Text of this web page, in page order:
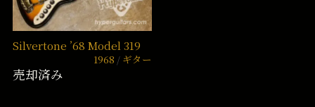
Silvertone ’68 Model 319
1968 ギター
売却済み